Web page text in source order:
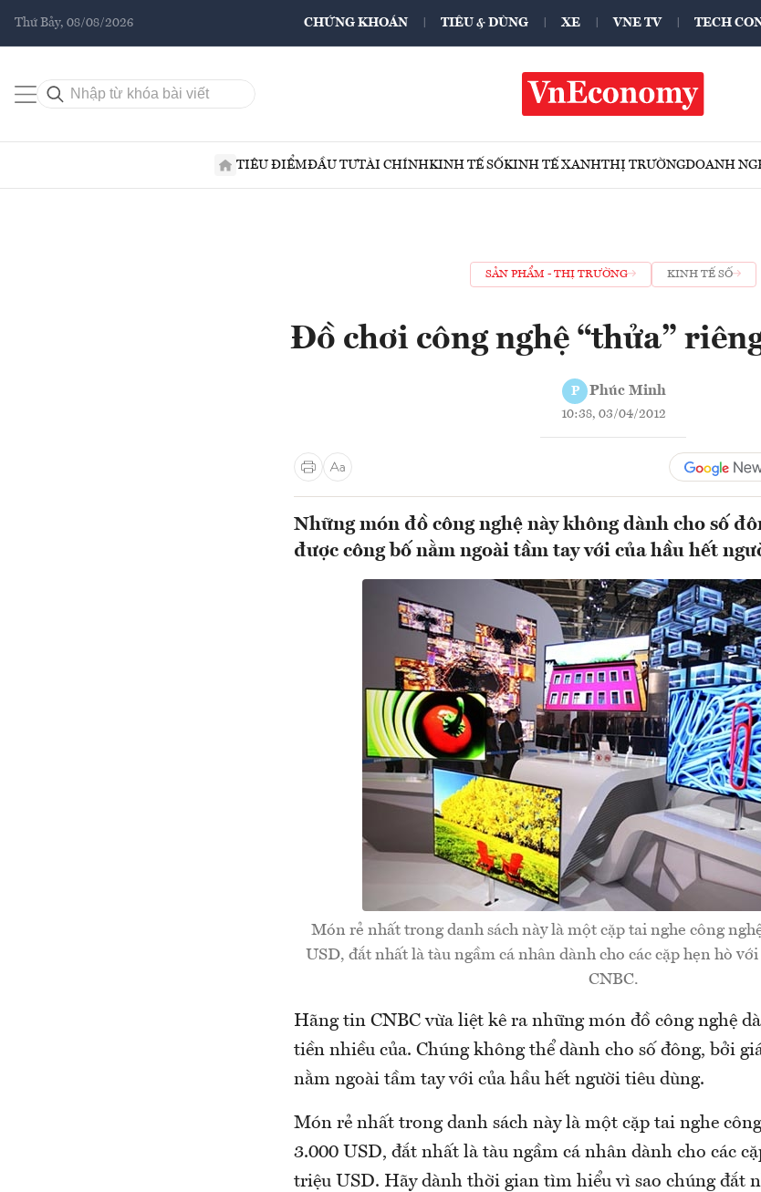
Thứ Bảy, 08/08/2026 CHỨNG KHOÁN TIÊU & DÙNG XE VNE TV TECH
TIÊU ĐIỂMĐẦU TƯTÀI CHÍNHKINH TẾ SỐKINH TẾ XANHTHỊ TRƯỜNGDOANH
SẢN PHẨM - THỊ TRƯỜNG KINH TẾ SỐ
Đồ chơi công nghệ “thửa”
P Phúc Minh
10:38, 03/04/2012
Những món đồ công nghệ này không dành cho số
được công bố nằm ngoài tầm tay với của hầu hết
Món rẻ nhất trong danh sách này là một cặp tai nghe công
USD, đắt nhất là tàu ngầm cá nhân dành cho các cặp hẹn hò
CNBC.
Hãng tin CNBC vừa liệt kê ra những món đồ công nghệ
tiền nhiều của. Chúng không thể dành cho số đông, bởi
nằm ngoài tầm tay với của hầu hết người tiêu dùng.
Món rẻ nhất trong danh sách này là một cặp tai nghe
3.000 USD, đắt nhất là tàu ngầm cá nhân dành cho các
triệu USD. Hãy dành thời gian tìm hiểu vì sao chúng đắt